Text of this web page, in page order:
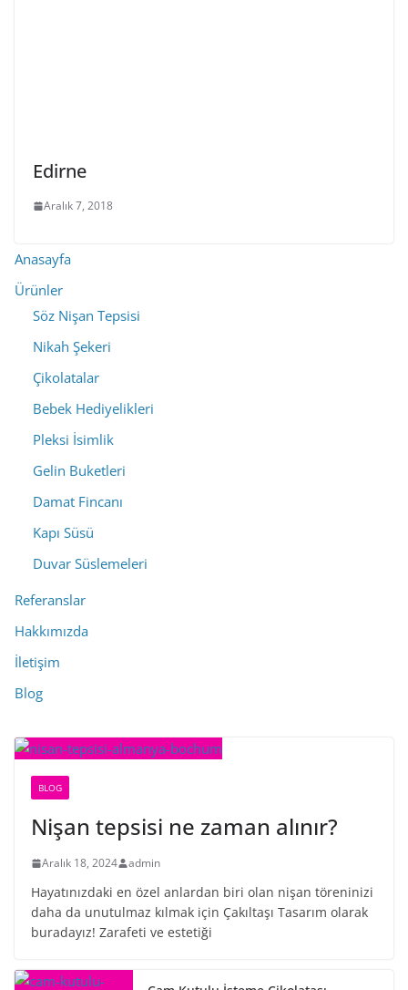
Edirne
Aralık 7, 2018
Anasayfa
Ürünler
Söz Nişan Tepsisi
Nikah Şekeri
Çikolatalar
Bebek Hediyelikleri
Pleksi İsimlik
Gelin Buketleri
Damat Fincanı
Kapı Süsü
Duvar Süslemeleri
Referanslar
Hakkımızda
İletişim
Blog
BLOG
Nişan tepsisi ne zaman alınır?
Aralık 18, 2024 admin
Hayatınızdaki en özel anlardan biri olan nişan töreninizi
daha da unutulmaz kılmak için Çakıltaşı Tasarım olarak
buradayız! Zarafeti ve estetiği